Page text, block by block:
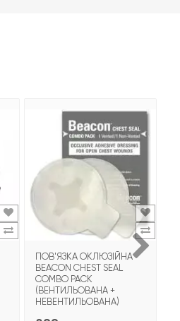
ПОВ'ЯЗКА ОКЛЮЗІЙНА
BEACON CHEST SEAL
COMBO PACK
(ВЕНТИЛЬОВАНА +
НЕВЕНТИЛЬОВАНА)